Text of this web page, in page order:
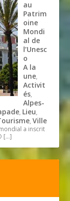
au
Patrim
oine
Mondi
al de
l’Unesc
o
A la
une,
Activit
és,
Alpes-
, Lieu,
,Ville
a inscrit
[…]